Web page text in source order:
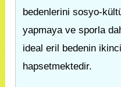
bedenlerini sosyo-
yapmaya ve sporla
ideal eril bedenin
hapsetmektedir.